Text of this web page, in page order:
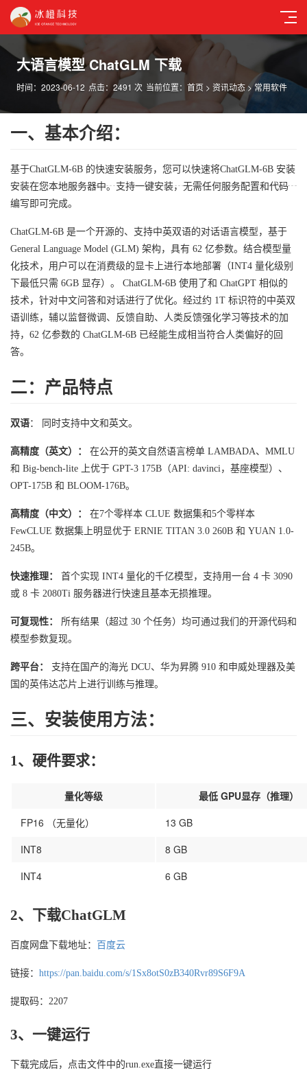
大语言模型 ChatGLM 下载
时间：2023-06-12 当前位置： 首页 > 资讯动态>常用软件
点击：2491 次
一、基本介绍：
基于ChatGLM-6B 的快速安装服务，您可以快速将ChatGLM-6B 安装
安装在您本地服务器中。支持一键安装，无需任何服务配置和代码
编写即可完成。
ChatGLM-6B 是一个开源的、支持中英双语的对话语言模型，基于
General Language Model (GLM) 架构，具有 62 亿参数。结合模型量
化技术，用户可以在消费级的显卡上进行本地部署（INT4 量化级别
下最低只需 6GB 显存）。 ChatGLM-6B 使用了和 ChatGPT 相似的
技术，针对中文问答和对话进行了优化。经过约 1T 标识符的中英双
语训练，辅以监督微调、反馈自助、人类反馈强化学习等技术的加
持，62 亿参数的 ChatGLM-6B 已经能生成相当符合人类偏好的回
答。
二：产品特点
双语： 同时支持中文和英文。
高精度（英文）：
在公开的英文自然语言榜单 LAMBADA、MMLU
和 Big-bench-lite 上优于 GPT-3 175B（API: davinci，基座模型）、
OPT-175B 和 BLOOM-176B。
高精度（中文）： 在7个零样本 CLUE 数据集和5个零样本
FewCLUE 数据集上明显优于 ERNIE TITAN 3.0 260B 和 YUAN 1.0-
245B。
快速推理：
首个实现 INT4 量化的千亿模型，支持用一台 4 卡 3090
或 8 卡 2080Ti 服务器进行快速且基本无损推理。
可复现性：
所有结果（超过 30 个任务）均可通过我们的开源代码和
模型参数复现。
跨平台：
支持在国产的海光 DCU、华为昇腾 910 和申威处理器及美
国的英伟达芯片上进行训练与推理。
三、安装使用方法：
1、硬件要求：
量化等级
最低 GPU显存（推理）
FP16 （无量化）
13 GB
INT8
8 GB
INT4
6 GB
2、下载ChatGLM
百度网盘下载地址： 百度云
链接： https://pan.baidu.com/s/1Sx8otS0zB340Rvr89S6F9A
提取码：2207
3、一键运行
下载完成后，点击文件中的run.exe直接一键运行